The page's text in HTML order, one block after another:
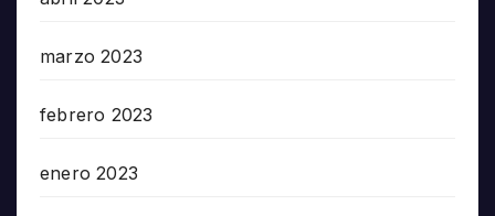
marzo 2023
febrero 2023
enero 2023